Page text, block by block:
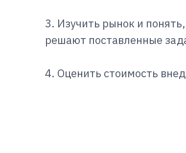
3. Изучить рынок и
решают поставленные
4. Оценить стоимость